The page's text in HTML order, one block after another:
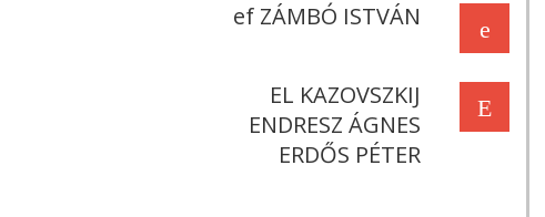
e
ef ZÁMBÓ ISTVÁN
E
EL KAZOVSZKIJ
ENDRESZ ÁGNES
ERDŐS PÉTER